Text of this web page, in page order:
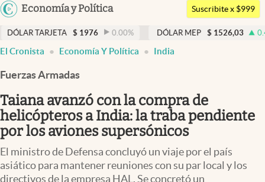
Argentina
Economía y Política
Members
Economía y Política
Finanzas y Mercados
Mercados Online
Negocios
Columnistas
Apertura
Suscribite x $999
$ 1976 0.00 % DÓLAR MEP $ 1526,03 0.43%
El Cronista Economía Y Política India
Fuerzas Armadas
Taiana avanzó con la compra de
helicópteros a India: la traba pendiente
por los aviones supersónicos
El ministro de Defensa concluyó un viaje por el país
asiático para mantener reuniones con su par local y los
directivos de la empresa HAL. Se concretó un